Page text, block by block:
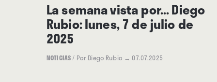
La semana vista por... Diego
Rubio: lunes, 7 de julio de
2025
NOTICIAS/ Por Diego Rubio → 07.07.2025